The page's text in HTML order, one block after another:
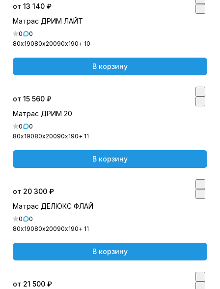
от 13 140 ₽
Матрас ДРИМ ЛАЙТ
0
0
80х19080х20090х190+ 10
В корзину
от 15 560 ₽
Матрас ДРИМ 20
0
0
80х19080х20090х190+ 11
В корзину
от 20 300 ₽
Матрас ДЕЛЮКС ФЛАЙ
0
0
80х19080х20090х190+ 11
В корзину
от 21 500 ₽